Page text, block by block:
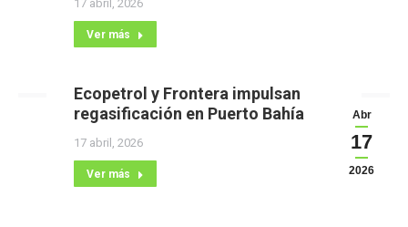
17 abril, 2026
Ver más
Abr
17
2026
Ecopetrol y Frontera impulsan
regasificación en Puerto Bahía
17 abril, 2026
Ver más